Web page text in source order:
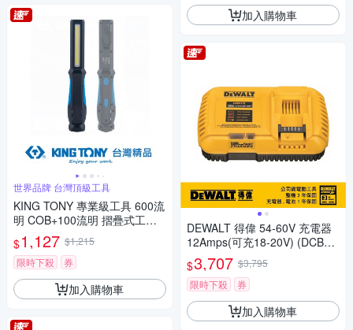
世界品牌 台灣頂級工具
KING TONY 專業級工具 600流
明 COB+100流明 摺疊式工作
燈 (KT9TA271)
$1,127 $1,215
限時下殺
券
加入購物車
加入購物車
DEWALT 得偉 54-60V 充電器
12Amps(可充18-20V) (DCB11
12)
$3,707 $3,795
限時下殺
券
加入購物車